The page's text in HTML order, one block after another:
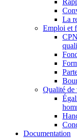
La
Emploi et
Qualité de
Documentation